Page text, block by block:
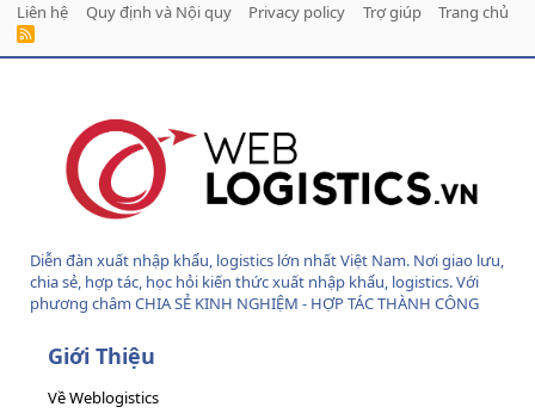
Liên hệ
Quy định và Nội quy Privacy policy Trợ giúp Trang chủ
R
Diễn đàn xuất nhập khẩu, logistics lớn nhất Việt Nam. Nơi giao lưu,
chia sẻ, hợp tác, học hỏi kiến thức xuất nhập khẩu, logistics. Với
phương châm CHIA SẺ KINH NGHIỆM - HỢP TÁC THÀNH CÔNG
Giới Thiệu
Về Weblogistics